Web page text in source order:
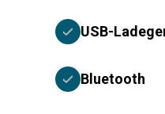
USB-
Bluetooth